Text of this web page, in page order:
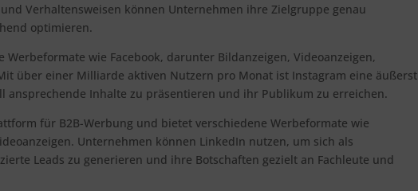
Verhaltensweisen können Unternehmen ihre Zielgruppe genau
optimieren.
Werbeformate wie Facebook, darunter Bildanzeigen, Videoanzeigen,
über einer Milliarde aktiven Nutzern pro Monat ist Instagram eine äußerst
ansprechende Inhalte zu präsentieren und ihr Publikum zu erreichen.
für B2B-Werbung und bietet verschiedene Werbeformate wie
Unternehmen können LinkedIn nutzen, um sich als
Leads zu generieren und ihre Botschaften gezielt an Fachleute und